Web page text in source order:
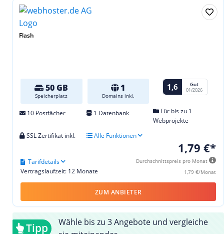
Flash
50 GB
Speicherplatz
1
Domains inkl.
1,6 Gut
01/2026
10 Postfächer 1 Datenbank
Für bis zu 1
Webprojekte
SSL Zertifikat inkl.
Alle Funktionen
1,79 €*
Durchschnittspreis pro Monat
1,79 €/Monat
Vertragslaufzeit: 12 Monate
Tarifdetails
ZUM ANBIETER
Tipp
Wähle bis zu 3 Angebote und vergleiche